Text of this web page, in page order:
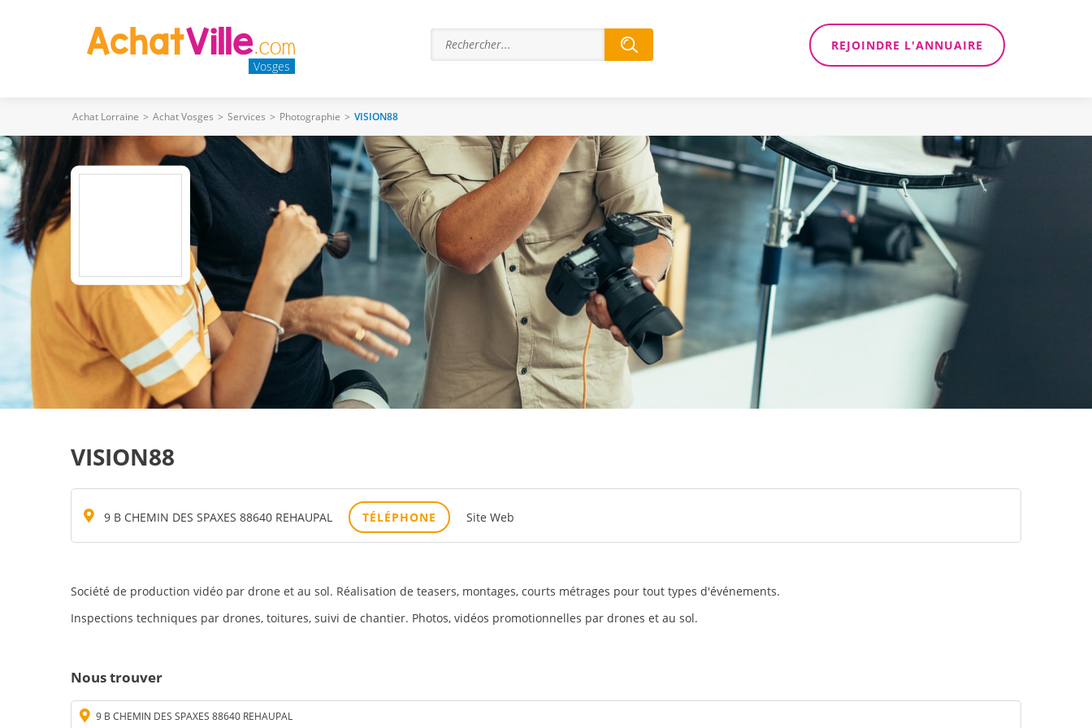
Vosges
REJOINDRE L'ANNUAIRE
Achat Lorraine > Achat Vosges > Services > Photographie > VISION88
VISION88
9 B CHEMIN DES SPAXES 88640 REHAUPAL TÉLÉPHONE Site Web
Société de production vidéo par drone et au sol. Réalisation de teasers, montages, courts métrages pour tout types d'événements.
Inspections techniques par drones, toitures, suivi de chantier. Photos, vidéos promotionnelles par drones et au sol.
Nous trouver
9 B CHEMIN DES SPAXES 88640 REHAUPAL